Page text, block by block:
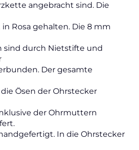
angebracht sind. Die
Rosa gehalten. Die 8 mm
sind durch Nietstifte und
Der gesamte
Ösen der Ohrstecker
der Ohrmuttern
In die Ohrstecker